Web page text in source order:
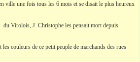
ville une fois tous les 6 mois et se disait le plus heureux
du Virolois, J. Christophe les pensait mort depuis
couleurs de ce petit peuple de marchands des rues